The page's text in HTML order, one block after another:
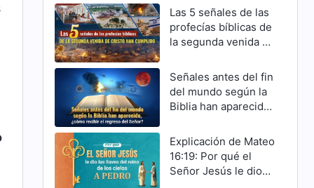
Las 5 señales de las
profecías bíblicas de
la segunda venida de
Señales antes del fin
del mundo según la
Biblia han aparecido,
regreso del Señor?
Explicación de Mateo
16:19: Por qué el
Señor Jesús le dio